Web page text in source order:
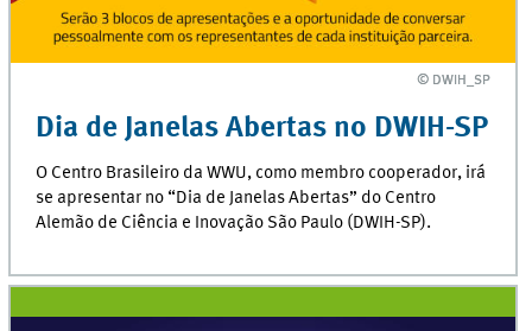
© DWIH_SP
© DWIH_SP
Dia de Janelas Abertas no DWIH-SP
O Centro Brasileiro da WWU, como membro cooperador, irá
se apresentar no “Dia de Janelas Abertas” do Centro
Alemão de Ciência e Inovação São Paulo (DWIH-SP).